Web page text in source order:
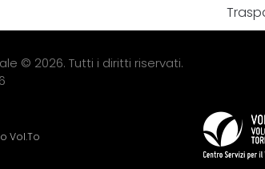
© 2026. Tutti i diritti riservati.
Vol.To